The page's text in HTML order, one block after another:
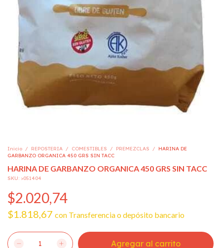
Inicio / REPOSTERIA / COMESTIBLES / PREMEZCLAS /
HARINA DE
GARBANZO ORGANICA 450 GRS SIN TACC
HARINA DE GARBANZO ORGANICA 450 GRS SIN TACC
SKU: >051404
$2.020,74
$1.818,67 con Transferencia o depósito bancario